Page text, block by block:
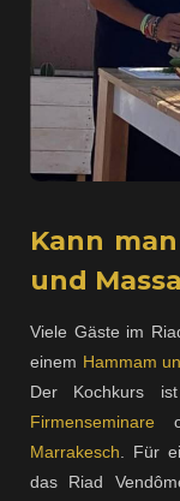
Kann
und
Viele Gäste im
einem Hammam
Der Kochkurs
Firmenseminare
Marrakesch. Für
das Riad